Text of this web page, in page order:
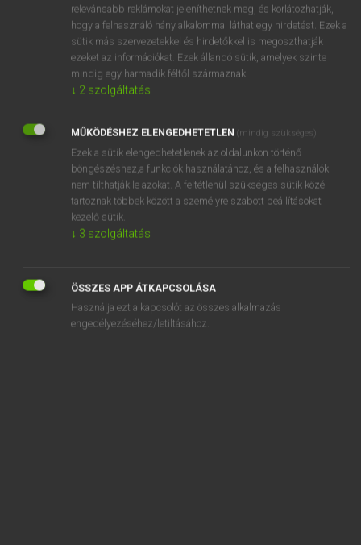
spur-heeled
spuriousness
SZOTAR.NET APPLIKÁCIÓ
ONLINE NYELVVIZSGA
relevánsabb reklámokat jeleníthetnek meg, és korlátozhatják,
hogy a felhasználó hány alkalommal láthat egy hirdetést. Ezek a
sütik más szervezetekkel és hirdetőkkel is megoszthatják
ezeket az információkat. Ezek állandó sütik, amelyek szinte
mindig egy harmadik féltől származnak.
↓ 2 szolgáltatás
MŰKÖDÉSHEZ ELENGEDHETETLEN (mindig szükséges)
Ezek a sütik elengedhetetlenek az oldalunkon történő
böngészéshez,a funkciók használatához, és a felhasználók
nem tilthatják le azokat. A feltétlenül szükséges sütik közé
tartoznak többek között a személyre szabott beállításokat
kezelő sütik.
↓ 3 szolgáltatás
ÖSSZES APP ÁTKAPCSOLÁSA
Használja ezt a kapcsolót az összes alkalmazás
engedélyezéséhez/letiltásához.